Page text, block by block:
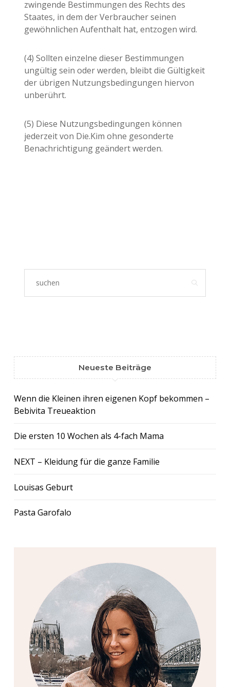
zwingende Bestimmungen des Rechts des
Staates, in dem der Verbraucher seinen
gewöhnlichen Aufenthalt hat, entzogen wird.
(4) Sollten einzelne dieser Bestimmungen
ungültig sein oder werden, bleibt die Gültigkeit
der übrigen Nutzungsbedingungen hiervon
unberührt.
(5) Diese Nutzungsbedingungen können
jederzeit von Die.Kim ohne gesonderte
Benachrichtigung geändert werden.
Neueste Beiträge
Wenn die Kleinen ihren eigenen Kopf bekommen –
Bebivita Treueaktion
Die ersten 10 Wochen als 4-fach Mama
NEXT – Kleidung für die ganze Familie
Louisas Geburt
Pasta Garofalo